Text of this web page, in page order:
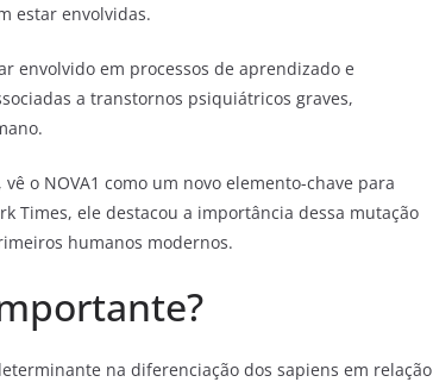
estar envolvidas.
envolvido em processos de aprendizado e
a transtornos psiquiátricos graves,
o NOVA1 como um novo elemento-chave para
Times, ele destacou a importância dessa mutação
humanos modernos.
na diferenciação dos sapiens em relação